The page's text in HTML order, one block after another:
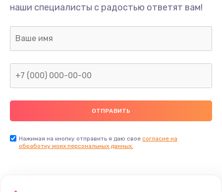
наши специалисты с радостью ответят вам!
Нажимая на кнопку отправить я даю свое согласие на
обработку моих персональных данных.